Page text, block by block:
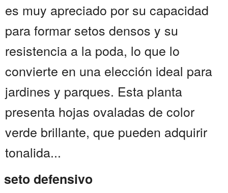
es muy apreciado por su capacidad
para formar setos densos y su
resistencia a la poda, lo que lo
convierte en una elección ideal para
jardines y parques. Esta planta
presenta hojas ovaladas de color
verde brillante, que pueden adquirir
tonalida...
seto defensivo